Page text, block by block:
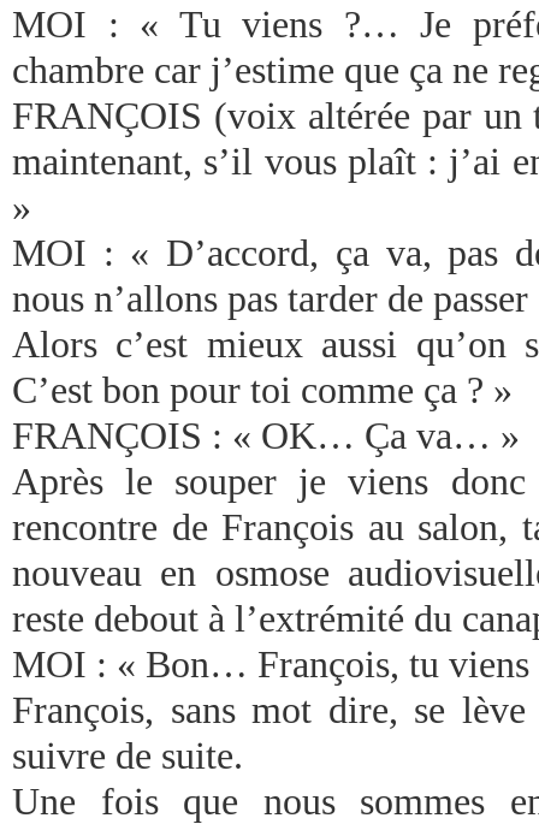
MOI : « Tu viens ?… Je
chambre car j’estime que ça ne
FRANÇOIS (voix altérée par
maintenant, s’il vous plaît : j’ai
»
MOI : « D’accord, ça va, pas
nous n’allons pas tarder de
Alors c’est mieux aussi qu’on
C’est bon pour toi comme ça ? »
FRANÇOIS : « OK… Ça va… »
Après le souper je viens
rencontre de François au salon,
nouveau en osmose
reste debout à l’extrémité du
MOI : « Bon… François, tu viens
François, sans mot dire, se
suivre de suite.
Une fois que nous sommes